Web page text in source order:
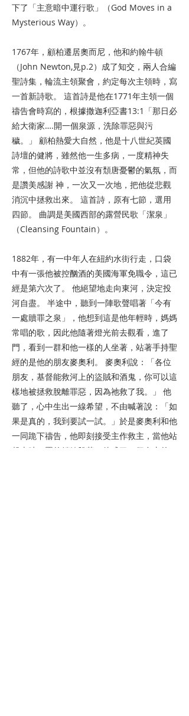
下了「主意暗中運行歌」（God Moves in a
Mysterious Way）。
1767年，顧柏遷居奧而尼，他和約翰牛頓
（John Newton,見p.2）成了知交，兩人合編
聖詩集，輪流主領聚會，約定每次主領時，寫
一首新詩歌。 這首詩是他在1771年主領一個
禱告會時寫的，根據撒迦利亞書13:1「那日必
給大衛家….開一個泉源，洗除罪惡與污
穢。」 顧柏熱愛大自然，他是十八世紀英國
詩壇的健將，雖然他一生多病，一度精神失
常，但他的詩歌中並沒有頹唐憂鬱的氣氛，而
是讚美感謝 神，一次又一次地，把他從悲觀
消沉中拯救出來。 這首詩，原有七節，選用
四節。 曲調是美國西部的露營民歌「潔泉」
（Cleansing Fountain）。
1882年，有一中年人在紐約水街行走，口袋
中有一張他被控酗酒的美國海軍免職令，這已
經是第六次了。 他絕望地走向東河，決定投
河自盡。 半途中，聽到一陣歌聲唱著「今有
一處贖罪之泉」，他想到這是他年輕時，媽媽
常唱的歌，因此他隨著燈光前去觀看，進了
門，看到一群和他一樣的人坐著，站著手持聖
經的是他的朋友麥奧利。 麥奧利說：「各位
朋友，基督能救河上的盜賊和酒鬼，你可以這
樣地被拯救脫離罪惡，因為祂救了我。」 他
聽了，心中生出一線希望，不由喊著說：「如
果是真的，我到要試一試。」於是麥奧利和他
一同跪下禱告，他即刻接受主作救主，當他站
起來時，罪的鎖鍊脫落，他成了一個自由的